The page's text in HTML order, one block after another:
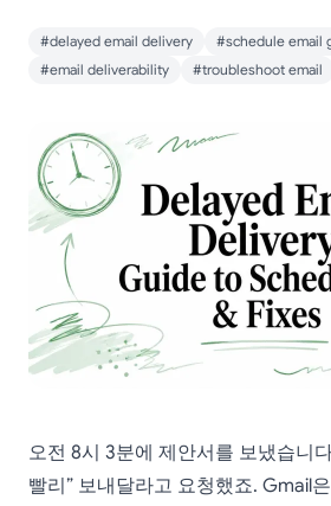
#delayed email delivery
#schedule email
#email deliverability
#troubleshoot email
오전 8시 3분에 제안서를 보냈습니
빨리” 보내달라고 요청했죠. Gmail